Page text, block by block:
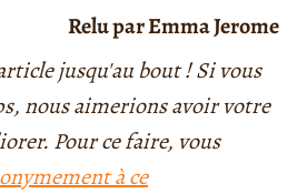
Relu par Emma Jerome
jusqu'au bout ! Si vous
nous aimerions avoir votre
Pour ce faire, vous
à ce